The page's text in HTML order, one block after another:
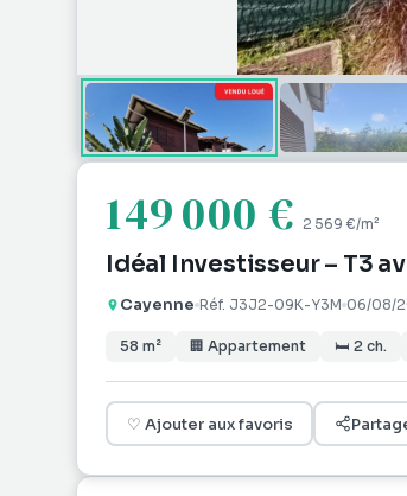
149 000 € 2 569 €/m²
Idéal Investisseur – T3
Cayenne Réf. J3J2-09K-Y3M 06/08/
58 m² 🏢 Appartement 🛏 2 ch.
♡ Ajouter aux favoris